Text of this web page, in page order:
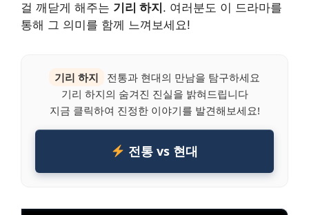
걸 깨닫게 해주는 기리 하지 . 여러분도 이 드라마를
통해 그 의미를 함께 느껴보세요!
기리 하지
전통과 현대의 만남을 탐구하세요
기리 하지의 숨겨진 진실을 밝혀드립니다
지금 클릭하여 진정한 이야기를 발견해보세요!
전통 vs 현대